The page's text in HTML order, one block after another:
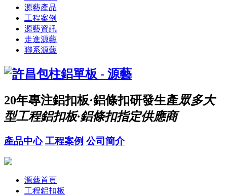
源藝產品
工程案例
源藝資訊
走進源藝
聯系源藝
20年專注鋁扣板·鋁條扣研發生產眾多大
型工程鋁扣板·鋁條扣指定供應商
產品中心 工程案例 公司簡介
源藝首頁
工程鋁扣板